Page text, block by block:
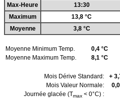
Max-Heure
13:30
Maximum
13,8 °C
Moyenne
3,8 °C
Moyenne Minimum Temp.
0,4 °C
Moyenne Maximum Temp.
8,1 °C
Mois Dérive Standard:
+
Mois Valeur Normale:
Journée glacée (Tmax < 0°C) :